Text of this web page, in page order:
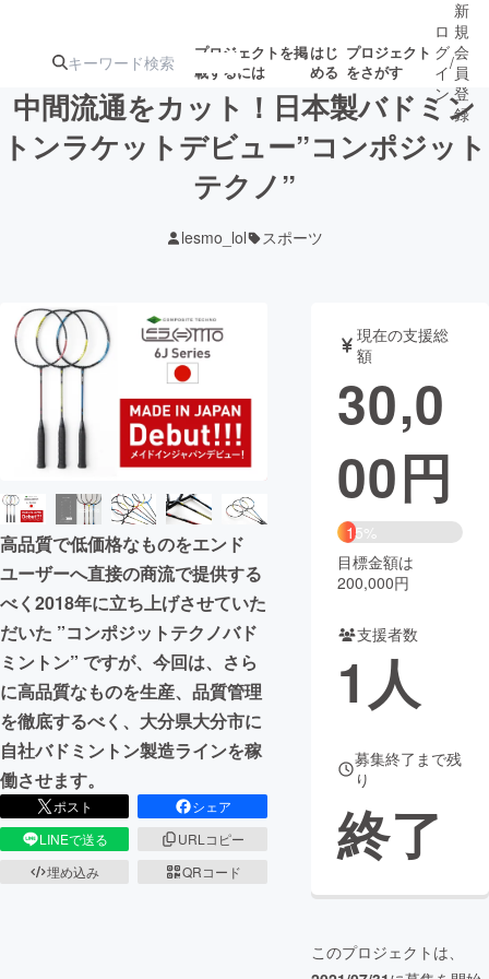
プロジェクトを掲
載するには
はじ
める
プロジェクト
をさがす
注目の新着プロ募集終了が近いプ
テクノロジー・ガジェット
映像・映画 書籍・雑誌
ビジネス・起業 チャレンジ
まちづくり・地域活性化
CAMPFIRE for Social Good
CAMPFIRE Creation
CAMPFIREふるさと納税machi-ya コミュニティ
ロ
グ
イ
ン
/
新
規
会
員
登
録
中間流通をカット！日本製バドミン
トンラケットデビュー”コンポジット
テクノ”
lesmo_lol スポーツ
高品質で低価格なものをエンド
ユーザーへ直接の商流で提供する
べく2018年に立ち上げさせていた
だいた ”コンポジットテクノバド
ミントン” ですが、今回は、さら
に高品質なものを生産、品質管理
を徹底するべく、大分県大分市に
自社バドミントン製造ラインを稼
働させます。
ポスト
シェア
LINEで送る
URLコピー
埋め込み
QRコード
現在の支援総
額
30,0
00円
15%
目標金額は
200,000円
支援者数
1人
募集終了まで残
り
終了
このプロジェクトは、